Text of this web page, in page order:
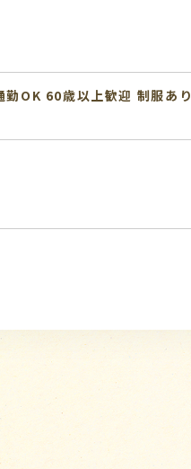
勤OK 60歳以上歓迎 制服あり